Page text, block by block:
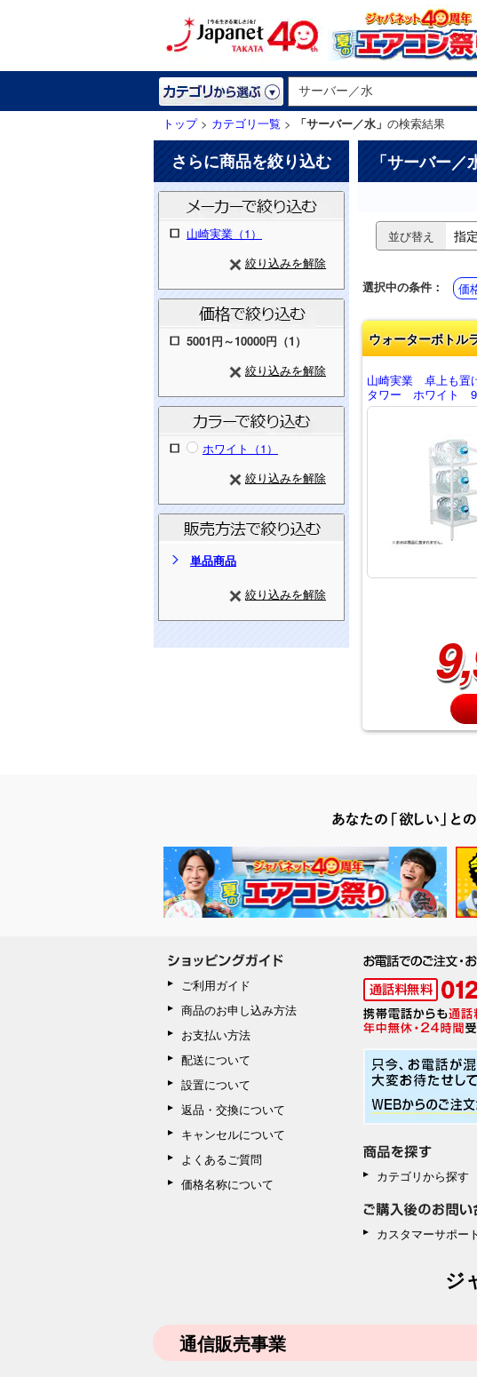
トップ> カテゴリ一覧 > 「サーバー／水」 の検索結果
さらに商品を絞り込む
山崎実業（1）
絞り込みを解除
5001円～10000円（1）
絞り込みを解除
ホワイト（1）
絞り込みを解除
単品商品
絞り込みを解除
「サーバー／
並び替え
選択中の条件： 価
ウォーターボトル
山崎実業 卓上も置
タワー ホワイト
ご利用ガイド
商品のお申し込み方法
お支払い方法
配送について
設置について
返品・交換について
キャンセルについて
よくあるご質問
価格名称について
カテゴリから探す
カスタマーサポート
ジ
通信販売事業